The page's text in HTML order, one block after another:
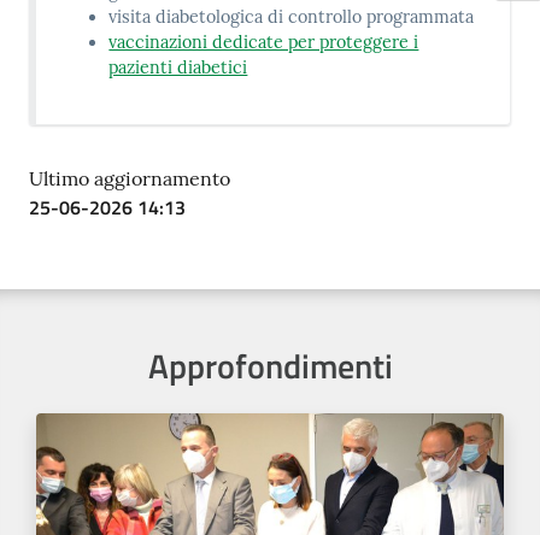
visita diabetologica di controllo programmata
vaccinazioni dedicate per proteggere i
pazienti diabetici
Ultimo aggiornamento
25-06-2026 14:13
Approfondimenti